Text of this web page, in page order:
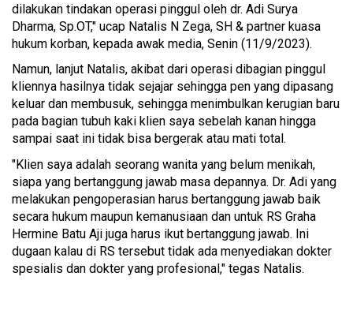
dilakukan tindakan operasi pinggul oleh dr. Adi Surya
Dharma, Sp.OT," ucap Natalis N Zega, SH & partner kuasa
hukum korban, kepada awak media, Senin (11/9/2023).
Namun, lanjut Natalis, akibat dari operasi dibagian pinggul
kliennya hasilnya tidak sejajar sehingga pen yang dipasang
keluar dan membusuk, sehingga menimbulkan kerugian baru
pada bagian tubuh kaki klien saya sebelah kanan hingga
sampai saat ini tidak bisa bergerak atau mati total.
"Klien saya adalah seorang wanita yang belum menikah,
siapa yang bertanggung jawab masa depannya. Dr. Adi yang
melakukan pengoperasian harus bertanggung jawab baik
secara hukum maupun kemanusiaan dan untuk RS Graha
Hermine Batu Aji juga harus ikut bertanggung jawab. Ini
dugaan kalau di RS tersebut tidak ada menyediakan dokter
spesialis dan dokter yang profesional," tegas Natalis.